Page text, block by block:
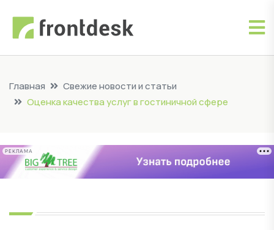
Главная
Свежие новости и статьи
Оценка качества услуг в гостиничной сфере
РЕКЛАМА